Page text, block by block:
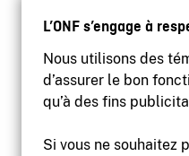
L’ONF s’engage à
Nous utilisons des
d’assurer le bon
qu’à des fins
Si vous ne souhaitez